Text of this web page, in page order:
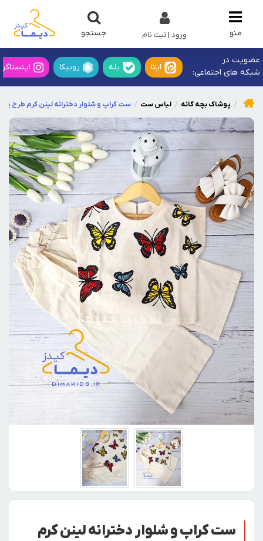
منو جستجو ورود | ثبت نام
عضویت در
شبکه های اجتماعی:
ایتا بله روبیکا
پوشاک بچه گانه لباس ست ست کراپ و شلوار دخترانه لینن کرم طرح
ست کراپ و شلوار دخترانه لینن کرم